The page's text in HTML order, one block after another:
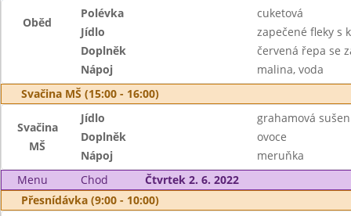
Oběd
Polévka
cuketová
Jídlo
zapečené fleky s
Doplněk
červená řepa se
Nápoj
malina, voda
Svačina MŠ (15:00 - 16:00)
Svačina
MŠ
Jídlo
grahamová
Doplněk
ovoce
Nápoj
meruňka
Menu
Chod
Čtvrtek 2. 6. 2022
Přesnídávka (9:00 - 10:00)